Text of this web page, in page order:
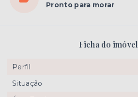
Pronto para morar
Ficha do imóvel
Perfil
Situação